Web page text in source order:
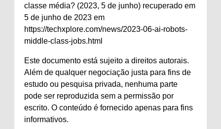
classe média? (2023, 5 de junho) recuperado em
5 de junho de 2023 em
https://techxplore.com/news/2023-06-ai-robots-
middle-class-jobs.html
Este documento está sujeito a direitos autorais.
Além de qualquer negociação justa para fins de
estudo ou pesquisa privada, nenhuma parte
pode ser reproduzida sem a permissão por
escrito. O conteúdo é fornecido apenas para fins
informativos.